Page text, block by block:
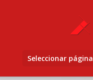
Seleccionar página